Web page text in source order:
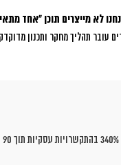
לא מייצרים תוכן “אחד
עובר תהליך מחקר ותכנון